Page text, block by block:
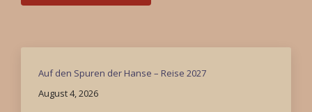
Auf den Spuren der Hanse – Reise 2027
August 4, 2026